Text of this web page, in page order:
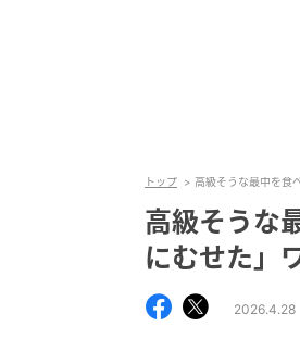
トップ 高級そうな最中を食
高級そうな
にむせた」
2026.4.28